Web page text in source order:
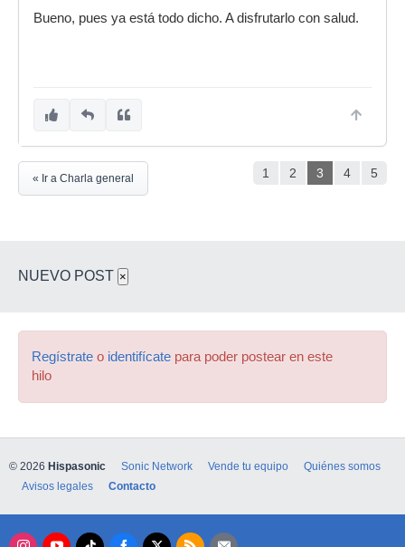
Bueno, pues ya está todo dicho. A disfrutarlo con salud.
1 2 3 4 5
« Ir a Charla general
NUEVO POST ×
Regístrate o identifícate para poder postear en este
hilo
© 2026 Hispasonic Sonic Network Vende tu equipo
Quiénes somos
Avisos legales
Contacto